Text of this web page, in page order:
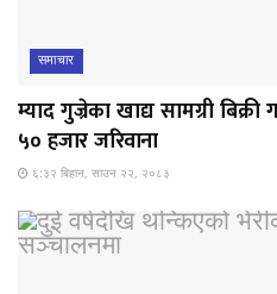
समाचार
म्याद गुज्रेका खाद्य सामग्री
५० हजार जरिवाना
६:३२ बिहान, साउन २२, २०८३